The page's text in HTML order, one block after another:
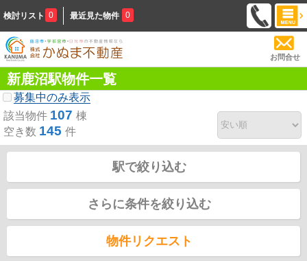
検討リスト 0 最近見た物件 0
お問合せ
新鹿沼駅物件一覧
募集中のみ表示
該当物件 107 棟
空き数 145 件
駅で絞り込む
さらに条件を絞り込む
物件リクエスト